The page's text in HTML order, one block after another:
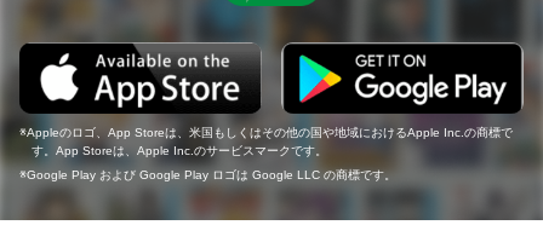
Appleのロゴ、App Storeは、米国もしくはその他の国や地域におけるApple Inc.の商標で
す。App Storeは、Apple Inc.のサービスマークです。
Google Play および Google Play ロゴは Google LLC の商標です。